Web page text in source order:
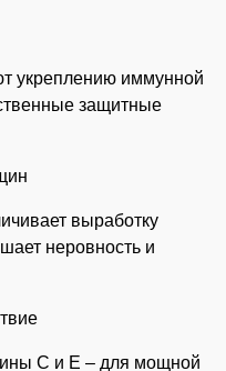
укреплению иммунной
защитные
выработку
неровность и
C и E – для мощной